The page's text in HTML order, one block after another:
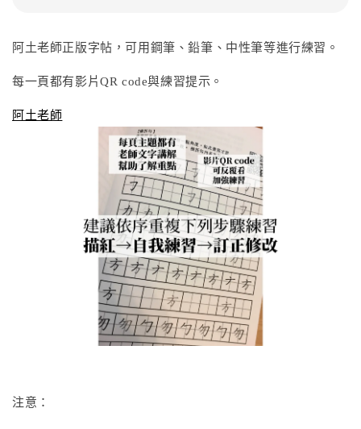
阿土老師正版字帖，可用鋼筆、鉛筆、中性筆等進行練習。
每一頁都有影片QR code與練習提示。
阿土老師
注意：